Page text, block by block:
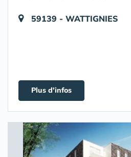
59139 - WATTIGNIES
Plus d'infos